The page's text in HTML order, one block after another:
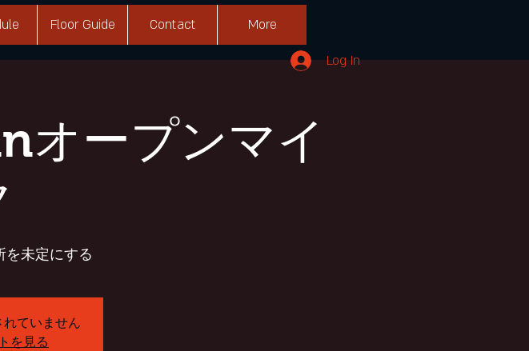
Floor Guide Contact More
Log In
オープンマイ
を未定にする
ていません
を見る